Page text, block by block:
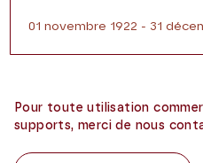
01 novembre 1922 - 31
Pour toute utilisation
supports, merci de nous